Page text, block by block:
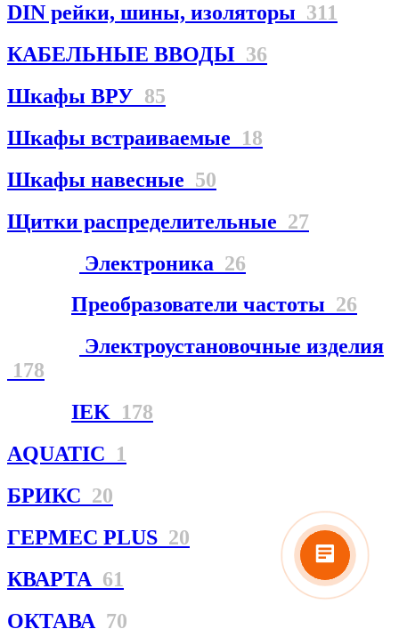
DIN рейки, шины, изоляторы 311
КАБЕЛЬНЫЕ ВВОДЫ 36
Шкафы ВРУ 85
Шкафы встраиваемые 18
Шкафы навесные 50
Щитки распределительные 27
Электроника 26
Преобразователи частоты 26
Электроустановочные изделия
178
IEK 178
AQUATIC 1
БРИКС 20
ГЕРМЕС PLUS 20
КВАРТА 61
ОКТАВА 70